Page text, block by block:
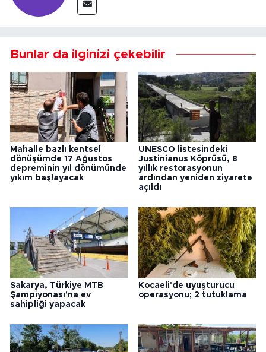
Bunlar da ilginizi çekebilir
Mahalle bazlı kentsel
dönüşümde 17 Ağustos
depreminin yıl dönümünde
yıkım başlayacak
UNESCO listesindeki
Justinianus Köprüsü, 8
yıllık restorasyonun
ardından yeniden ziyarete
açıldı
Sakarya, Türkiye MTB
Şampiyonası'na ev
sahipliği yapacak
Kocaeli'de uyuşturucu
operasyonu; 2 tutuklama